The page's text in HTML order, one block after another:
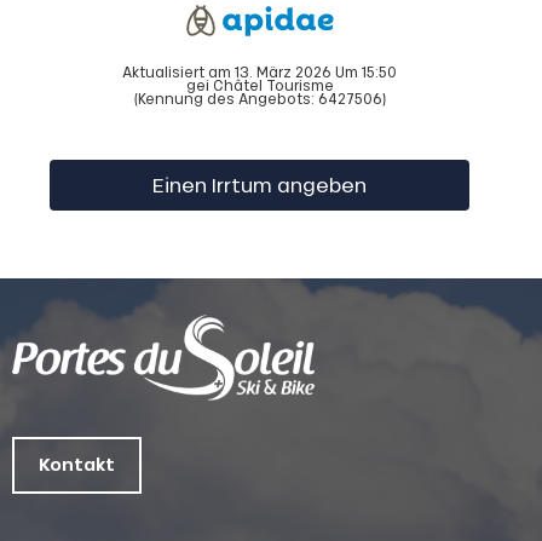
Aktualisiert am 13. März 2026 Um 15:50
gei Châtel Tourisme
(Kennung des Angebots: 6427506)
Einen Irrtum angeben
Kontakt